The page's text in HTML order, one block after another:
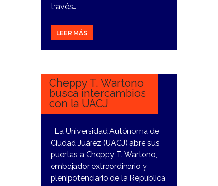
través…
LEER MÁS
21
Cheppy T. Wartono
busca intercambios
con la UACJ
La Universidad Autónoma de
Ciudad Juárez (UACJ) abre sus
puertas a Cheppy T. Wartono,
embajador extraordinario y
plenipotenciario de la República